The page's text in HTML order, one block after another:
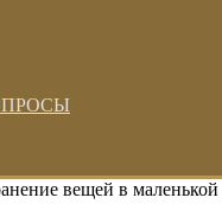
вещей в маленькой